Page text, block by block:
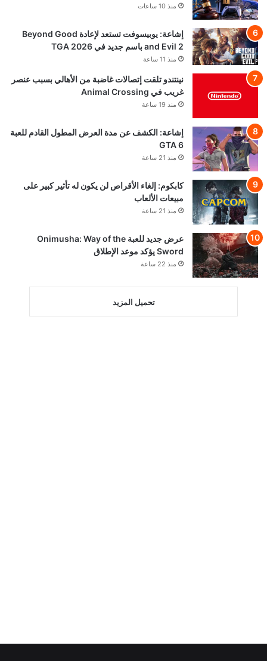
منذ 10 ساعات
إشاعة: يوبيسوفت تستعد لإعادة Beyond Good
and Evil 2 باسم جديد في TGA 2026
منذ 11 ساعة
نينتندو تلقت إتصالات غاضبة من الأهالي بسبب عنصر
غريب في Animal Crossing
منذ 19 ساعة
إشاعة: الكشف عن مدة العرض المطول القادم للعبة
GTA 6
منذ 21 ساعة
كابكوم: إلغاء الأقراص لن يكون له تأثير كبير على
مبيعات الألعاب
منذ 21 ساعة
عرض جديد للعبة Onimusha: Way of the
Sword يؤكد موعد الإطلاق
منذ 22 ساعة
تحميل المزيد